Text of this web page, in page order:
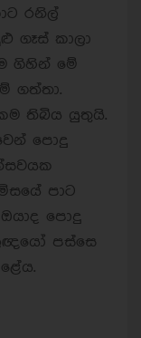
රනිල්
ගෑස් කාලා
ගිහින් මේ
ගත්තා.
තිබිය යුතුයි.
පොදු
පාට
පොදු
පස්සෙ